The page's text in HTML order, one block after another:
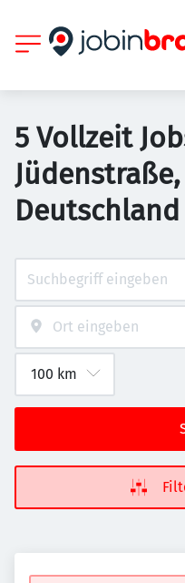
5 Vollzeit
Deutschland